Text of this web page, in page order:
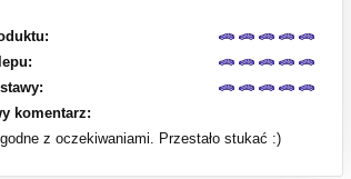
komentarz:
z oczekiwaniami. Przestało stukać :)